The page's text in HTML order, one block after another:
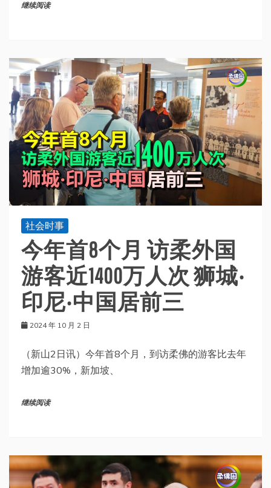
继续阅读
社会时事
今年首8个月 访柔外国
游客近1400万人次 狮城‧
印尼‧中国居前三
2024 年 10 月 2 日
（新山2日讯）今年首8个月，到访柔佛的游客比去年
增加逾30%，新加坡、
继续阅读